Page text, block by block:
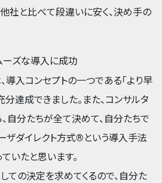
社と比べて段違いに安く、決め手の
ーズな導入に成功
導入コンセプトの一つである「より早
分達成できました。また、コンサルタ
自分たちが全て決めて、自分たちで
ザダイレクト方式®という導入手法
いたと思います。
ての決定を求めてくるので、自分た